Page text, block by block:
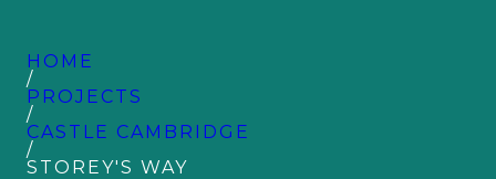
HOME
/
PROJECTS
/
CASTLE CAMBRIDGE
/
STOREY'S WAY